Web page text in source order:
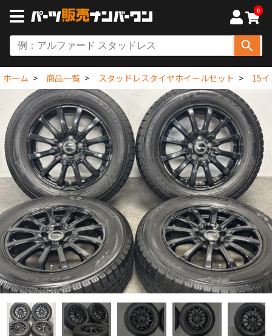
0
ホーム 商品一覧 スタッドレスタイヤホイールセット 15